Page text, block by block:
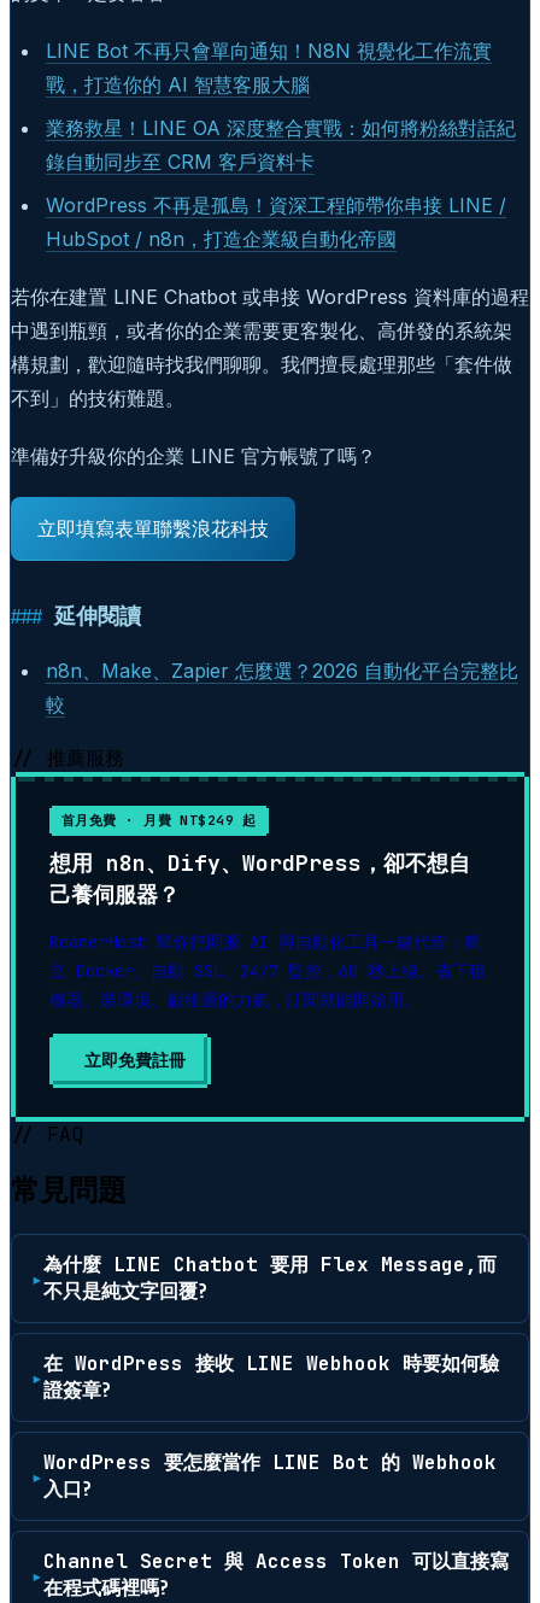
LINE Bot 不再只會單向通知！N8N 視覺化工作流實
戰，打造你的 AI 智慧客服大腦
業務救星！LINE OA 深度整合實戰：如何將粉絲對話紀
錄自動同步至 CRM 客戶資料卡
WordPress 不再是孤島！資深工程師帶你串接 LINE /
HubSpot / n8n，打造企業級自動化帝國
若你在建置 LINE Chatbot 或串接 WordPress 資料庫的過程
中遇到瓶頸，或者你的企業需要更客製化、高併發的系統架
構規劃，歡迎隨時找我們聊聊。我們擅長處理那些「套件做
不到」的技術難題。
準備好升級你的企業 LINE 官方帳號了嗎？
立即填寫表單聯繫浪花科技
延伸閱讀
n8n、Make、Zapier 怎麼選？2026 自動化平台完整比
較
// 推薦服務
首月免費 · 月費 NT$249 起
想用 n8n、Dify、WordPress，卻不想自
己養伺服器？
RoamerHost 幫你把開源 AI 與自動化工具一鍵代管：獨
立 Docker、自動 SSL、24/7 監控，60 秒上線。省下租
機器、裝環境、顧維運的力氣，訂閱就能開始用。
立即免費註冊
// FAQ
常見問題
為什麼 LINE Chatbot 要用 Flex Message,而
不只是純文字回覆?
在 WordPress 接收 LINE Webhook 時要如何驗
證簽章?
WordPress 要怎麼當作 LINE Bot 的 Webhook
入口?
Channel Secret 與 Access Token 可以直接寫
在程式碼裡嗎?